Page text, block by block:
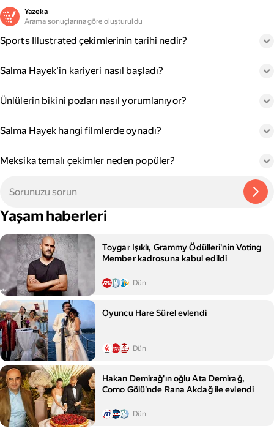
Yazeka
Arama sonuçlarına göre oluşturuldu
Sports Illustrated çekimlerinin tarihi nedir?
Salma Hayek'in kariyeri nasıl başladı?
Ünlülerin bikini pozları nasıl yorumlanıyor?
Salma Hayek hangi filmlerde oynadı?
Meksika temalı çekimler neden popüler?
Yaşam haberleri
Toygar Işıklı, Grammy Ödülleri'nin Voting
Member kadrosuna kabul edildi
Dün
Oyuncu Hare Sürel evlendi
Dün
Hakan Demirağ'ın oğlu Ata Demirağ,
Como Gölü'nde Rana Akdağ ile evlendi
Dün